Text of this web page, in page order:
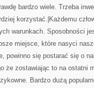
bardzo wiele. Trzeba
korzystać.|Każdemu
warunkach. Sposobności
miejsce, które nasyci
powinno się postarać się o
że zostawiając to na ostatni
Bardzo dużą